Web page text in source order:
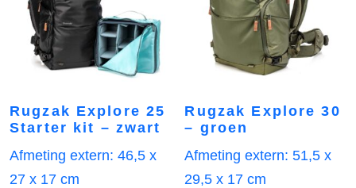
Rugzak Explore 25
Starter kit – zwart
Afmeting extern: 46,5 x
27 x 17 cm
Rugzak Explore 30
– groen
Afmeting extern: 51,5 x
29,5 x 17 cm